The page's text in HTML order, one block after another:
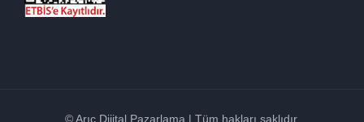
© Arıç Dijital Pazarlama | Tüm hakları saklıdır.